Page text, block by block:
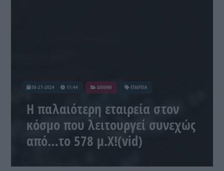
08-27-2024 11:44 ΔΙΕΘΝΗ ΕΤΑΙΡΕΙΑ
Η παλαιότερη εταιρεία στον
κόσμο που λειτουργεί συνεχώς
από…το 578 μ.Χ!(vid)